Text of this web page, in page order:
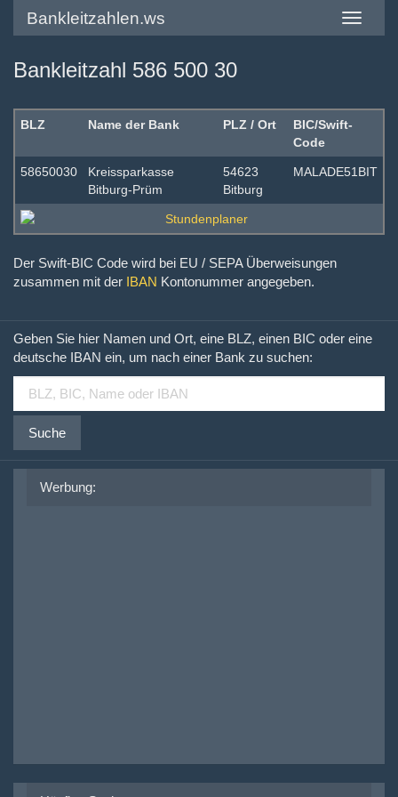
Toggle
Bankleitzahlen.ws
Bankleitzahl 586 500 30
BLZ Name der Bank PLZ / Ort
BIC/Swift-
Code
58650030
Kreissparkasse
Bitburg-Prüm
54623
Bitburg
MALADE51BIT
Der Swift-BIC Code wird bei EU / SEPA Überweisungen
zusammen mit der IBAN Kontonummer angegeben.
Geben Sie hier Namen und Ort, eine BLZ, einen BIC oder eine
deutsche IBAN ein, um nach einer Bank zu suchen:
Suche
Werbung: